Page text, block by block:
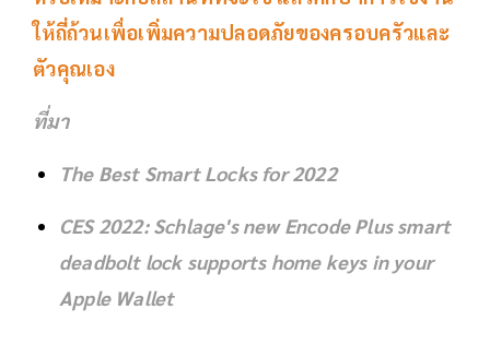
ให้ถี่ถ้วนเพื่อเพิ่มความปลอดภัยของครอบครัวและ
ตัวคุณเอง
ที่มา
The Best Smart Locks for 2022
CES 2022: Schlage's new Encode Plus smart
deadbolt lock supports home keys in your
Apple Wallet